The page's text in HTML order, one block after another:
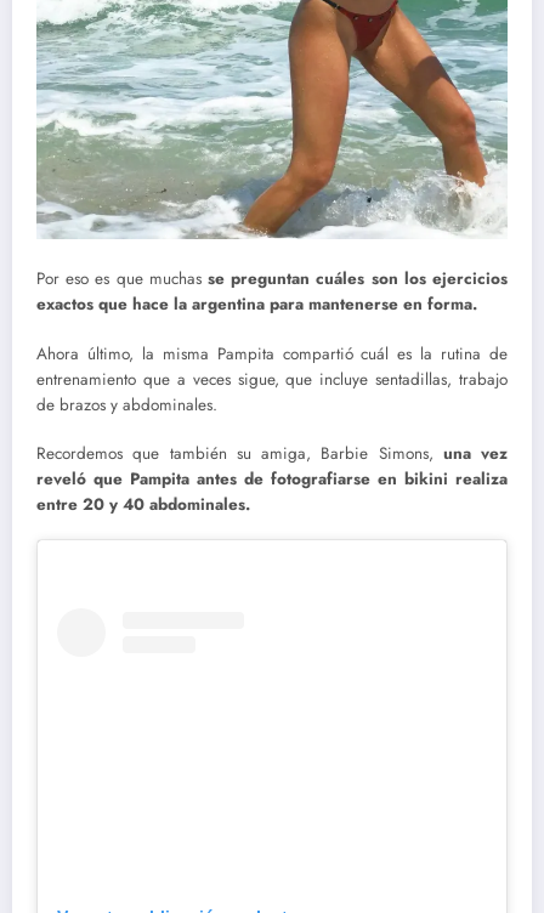
Por eso es que muchas se preguntan cuáles son los ejercicios
exactos que hace la argentina para mantenerse en forma.
Ahora último, la misma Pampita compartió cuál es la rutina de
entrenamiento que a veces sigue, que incluye sentadillas, trabajo
de brazos y abdominales.
Recordemos que también su amiga, Barbie Simons, una vez
reveló que Pampita antes de fotografiarse en bikini realiza
entre 20 y 40 abdominales.